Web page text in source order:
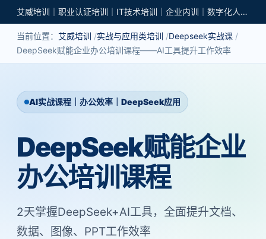
艾威培训｜职业认证培训｜IT技术培训｜企业内训｜数字化人才培养
当前位置： 艾威培训 实战与应用类培训
Deepseek实战课
DeepSeek赋能企业办公培训课程——AI工具提升工作效率
AI实战课程｜办公效率｜DeepSeek应用
DeepSeek赋能企业
办公培训课程
2天掌握DeepSeek+AI工具，全面提升文档、
数据、图像、PPT工作效率